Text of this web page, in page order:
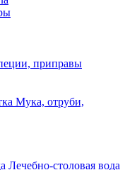
приправы
Мука, отруби,
Лечебно-столовая вода